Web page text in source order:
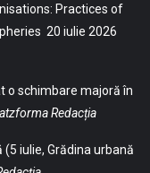
Practices of
20 iulie 2026
o schimbare majoră în
Redacția
iulie, Grădina urbană